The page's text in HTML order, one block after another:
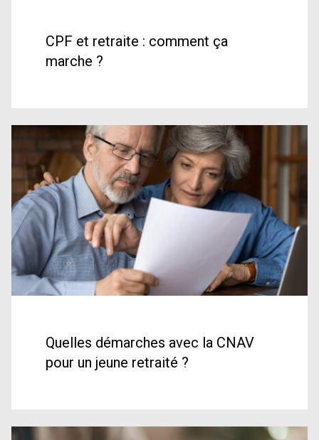
CPF et retraite : comment ça
marche ?
Quelles démarches avec la CNAV
pour un jeune retraité ?